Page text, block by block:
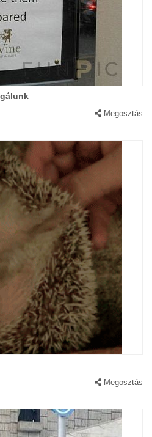
Megosztás
Megosztás